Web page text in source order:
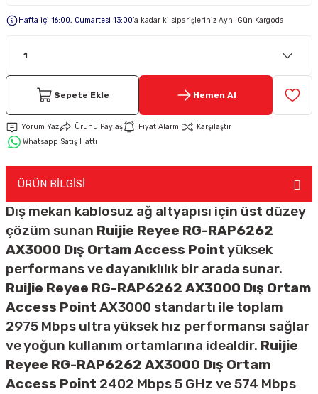
Hafta içi 16:00, Cumartesi 13:00’a kadar ki siparişleriniz Aynı Gün Kargoda
Sepete Ekle Hemen Al
Yorum Yaz Ürünü Paylaş Fiyat Alarmı
Karşılaştır
Whatsapp Satış Hattı
ÜRÜN BİLGİSİ
Dış mekan kablosuz ağ altyapısı için üst düzey
çözüm sunan Ruijie Reyee RG-RAP6262
AX3000 Dış Ortam Access Pointyüksek
performans ve dayanıklılık bir arada sunar.
Ruijie Reyee RG-RAP6262 AX3000 Dış Ortam
Access Point AX3000 standartı ile toplam
2975 Mbps ultra yüksek hız performansı sağlar
ve yoğun kullanım ortamlarına idealdir. Ruijie
Reyee RG-RAP6262 AX3000 Dış Ortam
Access Point 2402 Mbps 5 GHz ve 574 Mbps